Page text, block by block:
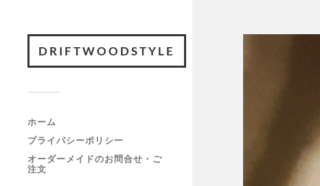
DRIFTWOODSTYLE
ホーム
プライバシーポリシー
オーダーメイドのお問合せ・ご
注文